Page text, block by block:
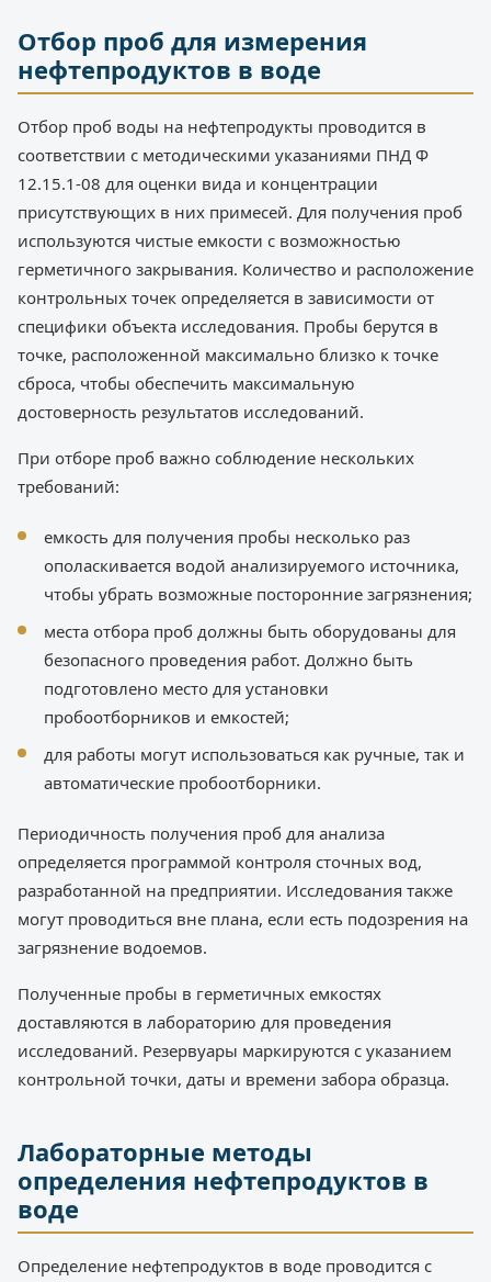
Отбор проб для измерения
нефтепродуктов в воде
Отбор проб воды на нефтепродукты проводится в
соответствии с методическими указаниями ПНД Ф
12.15.1-08 для оценки вида и концентрации
присутствующих в них примесей. Для получения проб
используются чистые емкости с возможностью
герметичного закрывания. Количество и расположение
контрольных точек определяется в зависимости от
специфики объекта исследования. Пробы берутся в
точке, расположенной максимально близко к точке
сброса, чтобы обеспечить максимальную
достоверность результатов исследований.
При отборе проб важно соблюдение нескольких
требований:
емкость для получения пробы несколько раз
ополаскивается водой анализируемого источника,
чтобы убрать возможные посторонние загрязнения;
места отбора проб должны быть оборудованы для
безопасного проведения работ. Должно быть
подготовлено место для установки
пробоотборников и емкостей;
для работы могут использоваться как ручные, так и
автоматические пробоотборники.
Периодичность получения проб для анализа
определяется программой контроля сточных вод,
разработанной на предприятии. Исследования также
могут проводиться вне плана, если есть подозрения на
загрязнение водоемов.
Полученные пробы в герметичных емкостях
доставляются в лабораторию для проведения
исследований. Резервуары маркируются с указанием
контрольной точки, даты и времени забора образца.
Лабораторные методы
определения нефтепродуктов в
воде
Определение нефтепродуктов в воде проводится с